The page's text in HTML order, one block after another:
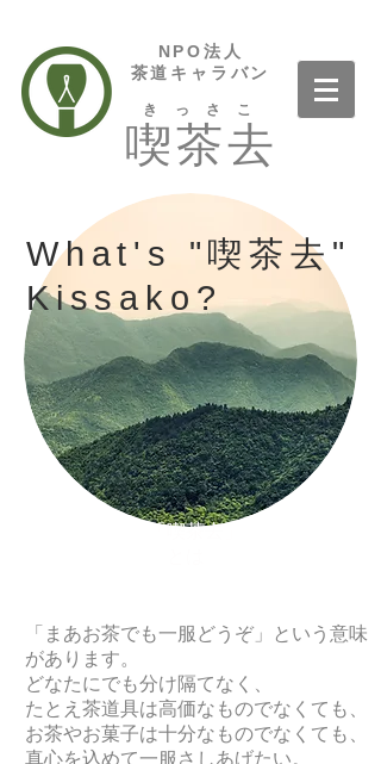
NPO法人
茶道キャラバン
喫茶去
きっさこ
「まあお茶でも一服どうぞ」という意味
があります。
どなたにでも分け隔てなく、
たとえ茶道具は高価なものでなくても、
お茶やお菓子は十分なものでなくても、
真心を込めて一服さしあげたい。
「喫茶去」
What's "喫茶去"
Kissako?